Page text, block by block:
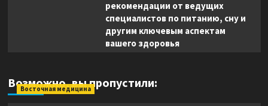
рекомендации от ведущих
специалистов по питанию, сну и
другим ключевым аспектам
вашего здоровья
Возможно, вы пропустили:
Восточная медицина